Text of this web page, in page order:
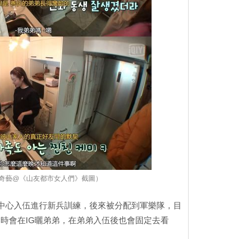
藝@《山友都市女人們》截圖）
心入伍進行新兵訓練，後來被分配到軍樂隊，目
會在IG曬弟弟，在弟弟入伍後也會固定去看